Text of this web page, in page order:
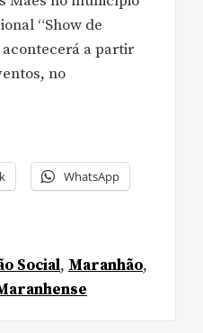
“Show de
acontecerá a partir
no
WhatsApp
Social, Maranhão,